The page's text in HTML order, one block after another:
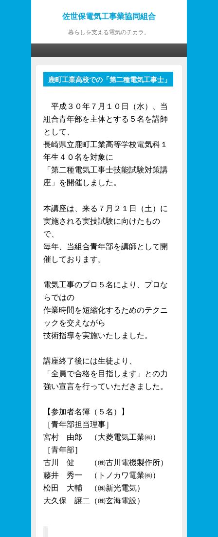
佐世保電気工事業協同組合
暮らしを支える電気のチカラ。
鹿町工業高校での「第二種電気工事士」
対策講座実施のご報告
平成３０年７月１０日（水）、当
組合青年部を主体とする５名を講師
として、
長崎県立鹿町工業高等学校電気科１
年生４０名を対象に
「第二種電気工事士技能試験対策講
座」を開催しました。
本講座は、来る７月２１日（土）に
実施される実技試験に向けたもの
で、
毎年、当組合青年部を講師として開
催しております。
電気工事のプロ５名により、プロな
らではの
作業時間を短縮化するためのテクニ
ックを交えながら
技術指導を実施いたしました。
講座終了後には生徒より、
「全員で合格を目指します」との力
強い宣言を行っていただきました。
【参加者名簿（５名）】
［青年部担当理事］
宮村 由郎 （大菱電気工業㈱）
［青年部］
古川 健 （㈱古川電機製作所）
藤井 秀一 （トノカワ電業㈱）
松田 大輔 （㈱新光電気）
大久保 譲二（㈱玄海電設）